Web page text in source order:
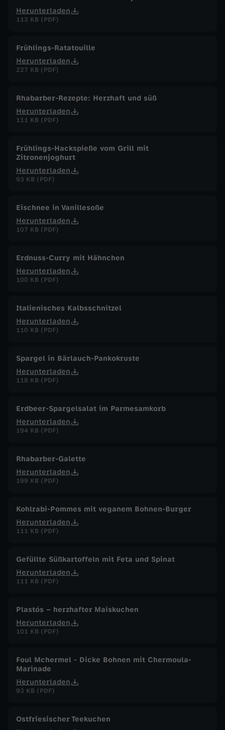
Herunterladen
113 KB (PDF)
Frühlings-Ratatouille
Herunterladen
227 KB (PDF)
Rhabarber-Rezepte: Herzhaft und süß
Herunterladen
111 KB (PDF)
Frühlings-Hackspieße vom Grill mit
Zitronenjoghurt
Herunterladen
93 KB (PDF)
Eischnee in Vanillesoße
Herunterladen
107 KB (PDF)
Erdnuss-Curry mit Hähnchen
Herunterladen
100 KB (PDF)
Italienisches Kalbsschnitzel
Herunterladen
110 KB (PDF)
Spargel in Bärlauch-Pankokruste
Herunterladen
118 KB (PDF)
Erdbeer-Spargelsalat im Parmesamkorb
Herunterladen
194 KB (PDF)
Rhabarber-Galette
Herunterladen
199 KB (PDF)
Kohlrabi-Pommes mit veganem Bohnen-Burger
Herunterladen
111 KB (PDF)
Gefüllte Süßkartoffeln mit Feta und Spinat
Herunterladen
111 KB (PDF)
Plastós – herzhafter Maiskuchen
Herunterladen
101 KB (PDF)
Foul Mchermel - Dicke Bohnen mit Chermoula-
Marinade
Herunterladen
93 KB (PDF)
Ostfriesischer Teekuchen